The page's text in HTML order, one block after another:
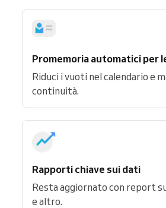
Promemoria automatici per
Riduci i vuoti nel calendario e
continuità.
Rapporti chiave sui dati
Resta aggiornato con report
e altro.